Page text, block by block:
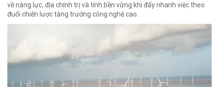
về năng lực, địa chính trị và tính bền vững khi đẩy nhanh việc theo
đuổi chiến lược tăng trưởng công nghệ cao.